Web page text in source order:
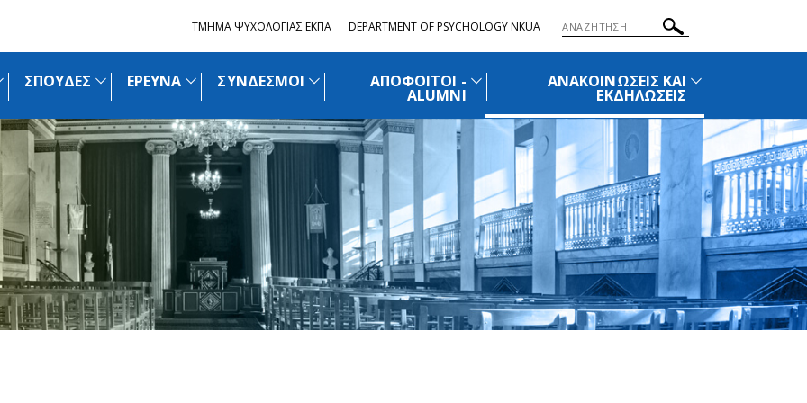
ΤΜΗΜΑ ΨΥΧΟΛΟΓΙΑΣ ΕΚΠΑ DEPARTMENT OF PSYCHOLOGY NKUA
ΣΠΟΥΔΕΣ ΕΡΕΥΝΑ ΣΥΝΔΕΣΜΟΙ ΑΠΟΦΟΙΤΟΙ -
ALUMNI
ΑΝΑΚΟΙΝΩΣΕΙΣ ΚΑΙ
ΕΚΔΗΛΩΣΕΙΣ